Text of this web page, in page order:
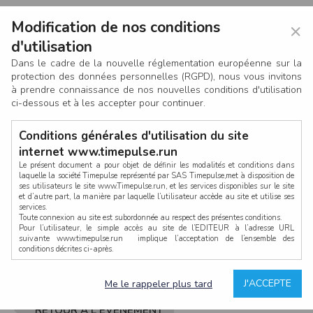
CONNEXION
RETOUR À L'ÉVÈNEMENT
×
Modification de nos conditions
d'utilisation
Dans le cadre de la nouvelle réglementation européenne sur la
protection des données personnelles (RGPD), nous vous invitons
à prendre connaissance de nos nouvelles conditions d'utilisation
ci-dessous et à les accepter pour continuer.
Conditions générales d'utilisation du site
internet www.timepulse.run
Le présent document a pour objet de définir les modalités et conditions dans
laquelle la société Timepulse représenté par SAS Timepulse,met à disposition de
ses utilisateurs le site www.Timepulse.run, et les services disponibles sur le site
et d’autre part, la manière par laquelle l’utilisateur accède au site et utilise ses
services.
Toute connexion au site est subordonnée au respect des présentes conditions.
Pour l’utilisateur, le simple accès au site de l’EDITEUR à l’adresse URL
suivante www.timepulse.run implique l’acceptation de l’ensemble des
conditions décrites ci-après.
La structure générale du site www.timepulse.run, par quelque procédé que ce
soit, sans l'autorisation préalable et par écrit de Fourcherot Mickael et/ou de ses
J'ACCEPTE
Me le rappeler plus tard